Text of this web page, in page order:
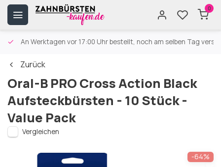
0
An Werktagen vor 17:00 Uhr bestellt, noch am selben Tag
Zurück
Oral-B PRO Cross Action Black
Aufsteckbürsten - 10 Stück -
Value Pack
Vergleichen
-64%